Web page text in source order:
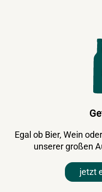
Egal ob Bier, Wein
unserer großen
jetzt